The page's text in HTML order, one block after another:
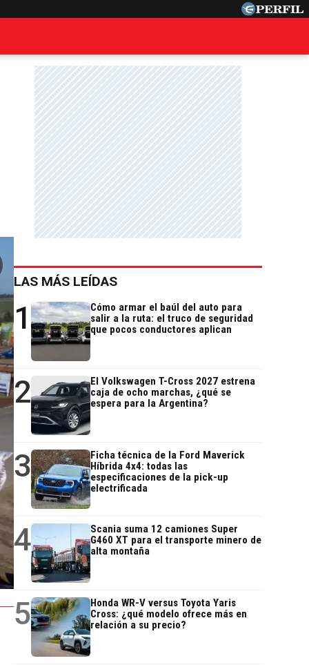
LAS MÁS LEÍDAS
1
Cómo armar el baúl del auto para
salir a la ruta: el truco de seguridad
que pocos conductores aplican
2
El Volkswagen T-Cross 2027 estrena
caja de ocho marchas, ¿qué se
espera para la Argentina?
3
Ficha técnica de la Ford Maverick
Híbrida 4x4: todas las
especificaciones de la pick-up
electrificada
4
Scania suma 12 camiones Super
G460 XT para el transporte minero de
alta montaña
5
Honda WR-V versus Toyota Yaris
Cross: ¿qué modelo ofrece más en
relación a su precio?